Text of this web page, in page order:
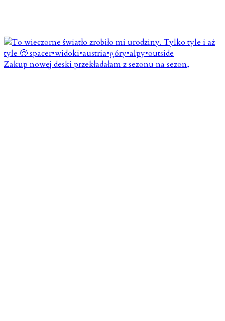
Zakup nowej deski przekładałam z sezonu na sezon,